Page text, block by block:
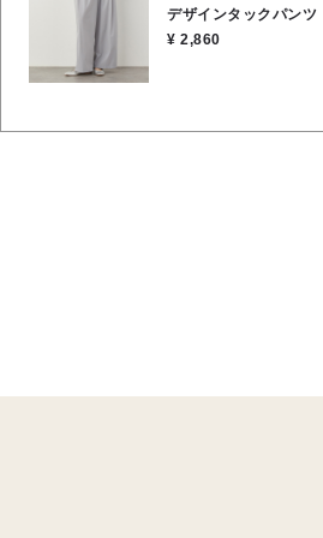
デザインタックパンツ
¥ 2,860